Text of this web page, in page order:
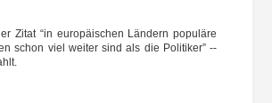
Zitat “in euro­päi­schen Län­dern popu­lä­re
schon viel wei­ter sind als die Poli­ti­ker” --